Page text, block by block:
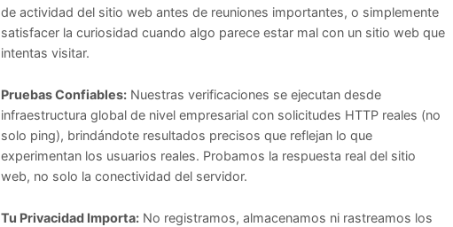
de actividad del sitio web antes de reuniones importantes, o simplemente
satisfacer la curiosidad cuando algo parece estar mal con un sitio web que
intentas visitar.
Pruebas Confiables: Nuestras verificaciones se ejecutan desde
infraestructura global de nivel empresarial con solicitudes HTTP reales (no
solo ping), brindándote resultados precisos que reflejan lo que
experimentan los usuarios reales. Probamos la respuesta real del sitio
web, no solo la conectividad del servidor.
Tu Privacidad Importa: No registramos, almacenamos ni rastreamos los